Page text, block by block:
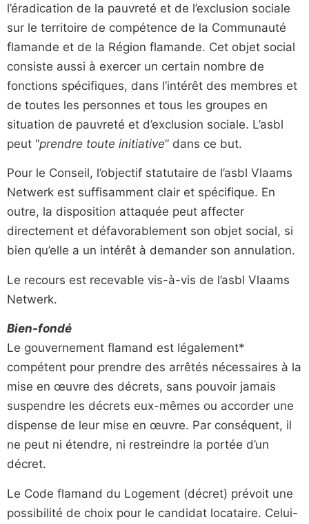
l’éradication de la pauvreté et de l’exclusion sociale
sur le territoire de compétence de la Communauté
flamande et de la Région flamande. Cet objet social
consiste aussi à exercer un certain nombre de
fonctions spécifiques, dans l’intérêt des membres et
de toutes les personnes et tous les groupes en
situation de pauvreté et d’exclusion sociale. L’asbl
peut “prendre toute initiative” dans ce but.
Pour le Conseil, l’objectif statutaire de l’asbl Vlaams
Netwerk est suffisamment clair et spécifique. En
outre, la disposition attaquée peut affecter
directement et défavorablement son objet social, si
bien qu’elle a un intérêt à demander son annulation.
Le recours est recevable vis-à-vis de l’asbl Vlaams
Netwerk.
Bien-fondé
Le gouvernement flamand est légalement*
compétent pour prendre des arrêtés nécessaires à la
mise en œuvre des décrets, sans pouvoir jamais
suspendre les décrets eux-mêmes ou accorder une
dispense de leur mise en œuvre. Par conséquent, il
ne peut ni étendre, ni restreindre la portée d’un
décret.
Le Code flamand du Logement (décret) prévoit une
possibilité de choix pour le candidat locataire. Celui-